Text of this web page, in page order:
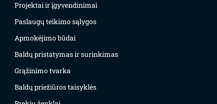
Projektai ir įgyvendinimai
Paslaugų teikimo sąlygos
Apmokėjimo būdai
Baldų pristatymas ir surinkimas
Grąžinimo tvarka
Baldų priežiūros taisyklės